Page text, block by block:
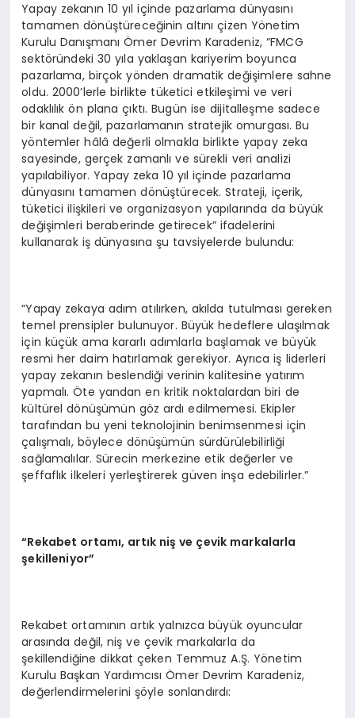
Yapay zekanın 10 yıl içinde pazarlama dünyasını
tamamen dönüştüreceğinin altını çizen Yönetim
Kurulu Danışmanı Ömer Devrim Karadeniz, “FMCG
sektöründeki 30 yıla yaklaşan kariyerim boyunca
pazarlama, birçok yönden dramatik değişimlere sahne
oldu. 2000’lerle birlikte tüketici etkileşimi ve veri
odaklılık ön plana çıktı. Bugün ise dijitalleşme sadece
bir kanal değil, pazarlamanın stratejik omurgası. Bu
yöntemler hâlâ değerli olmakla birlikte yapay zeka
sayesinde, gerçek zamanlı ve sürekli veri analizi
yapılabiliyor. Yapay zeka 10 yıl içinde pazarlama
dünyasını tamamen dönüştürecek. Strateji, içerik,
tüketici ilişkileri ve organizasyon yapılarında da büyük
değişimleri beraberinde getirecek” ifadelerini
kullanarak iş dünyasına şu tavsiyelerde bulundu:
“Yapay zekaya adım atılırken, akılda tutulması gereken
temel prensipler bulunuyor. Büyük hedeflere ulaşılmak
için küçük ama kararlı adımlarla başlamak ve büyük
resmi her daim hatırlamak gerekiyor. Ayrıca iş liderleri
yapay zekanın beslendiği verinin kalitesine yatırım
yapmalı. Öte yandan en kritik noktalardan biri de
kültürel dönüşümün göz ardı edilmemesi. Ekipler
tarafından bu yeni teknolojinin benimsenmesi için
çalışmalı, böylece dönüşümün sürdürülebilirliği
sağlamalılar. Sürecin merkezine etik değerler ve
şeffaflık ilkeleri yerleştirerek güven inşa edebilirler.”
“Rekabet ortamı, artık niş ve çevik markalarla
şekilleniyor”
Rekabet ortamının artık yalnızca büyük oyuncular
arasında değil, niş ve çevik markalarla da
şekillendiğine dikkat çeken Temmuz A.Ş. Yönetim
Kurulu Başkan Yardımcısı Ömer Devrim Karadeniz,
değerlendirmelerini şöyle sonlandırdı: